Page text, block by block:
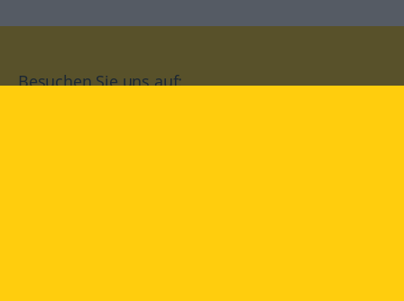
Besuchen Sie uns auf: